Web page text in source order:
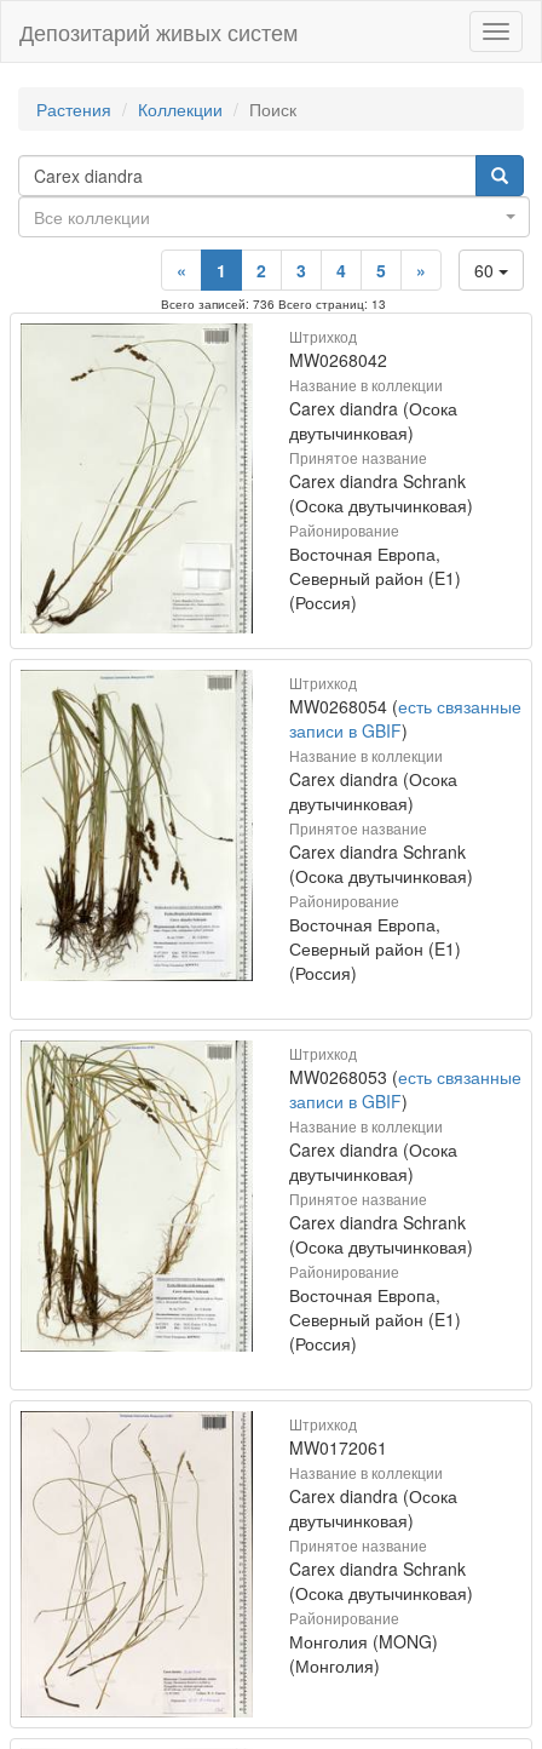
Депозитарий живых систем
Растения Коллекции Поиск
Все коллекции
60
« 1 2 3 4 5 »
Всего записей: 736 Всего страниц: 13
Штрихкод
MW0268042
Название в коллекции
Carex diandra (Осока
двутычинковая)
Принятое название
Carex diandra Schrank
(Осока двутычинковая)
Районирование
Восточная Европа,
Северный район (E1)
(Россия)
Штрихкод
MW0268054 (есть связанные
записи в GBIF)
Название в коллекции
Carex diandra (Осока
двутычинковая)
Принятое название
Carex diandra Schrank
(Осока двутычинковая)
Районирование
Восточная Европа,
Северный район (E1)
(Россия)
Штрихкод
MW0268053 (есть связанные
записи в GBIF)
Название в коллекции
Carex diandra (Осока
двутычинковая)
Принятое название
Carex diandra Schrank
(Осока двутычинковая)
Районирование
Восточная Европа,
Северный район (E1)
(Россия)
Штрихкод
MW0172061
Название в коллекции
Carex diandra (Осока
двутычинковая)
Принятое название
Carex diandra Schrank
(Осока двутычинковая)
Районирование
Монголия (MONG)
(Монголия)